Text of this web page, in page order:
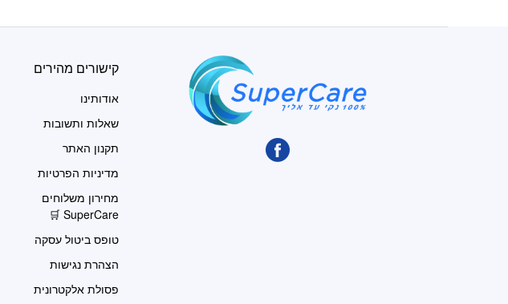
קישורים מהירים
אודותינו
שאלות ותשובות
תקנון האתר
מדיניות הפרטיות
מחירון משלוחים
SuperCare 🛒
טופס ביטול עסקה
הצהרת נגישות
פסולת אלקטרונית